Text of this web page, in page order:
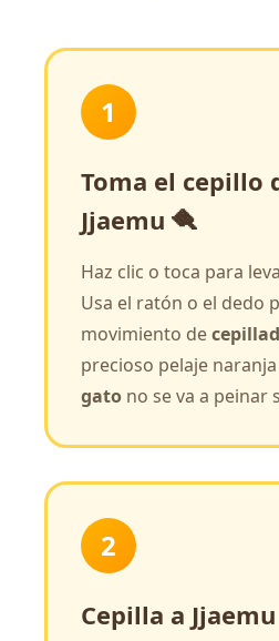
1
Toma el cepillo
Jjaemu 🪮
Haz clic o toca para
Usa el ratón o el dedo
movimiento de
precioso pelaje naranja
gato no se va a peinar
2
Cepilla a